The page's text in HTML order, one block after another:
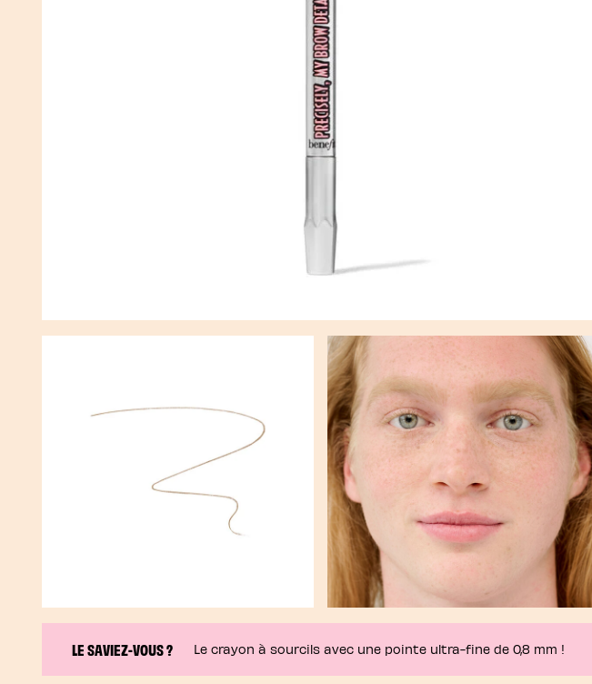
LE SAVIEZ-VOUS ? Le crayon à sourcils avec une pointe ultra-fine de 0,8 mm !